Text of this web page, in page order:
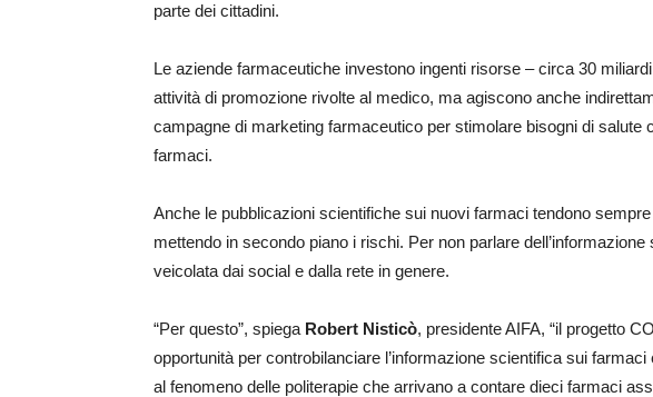
parte dei cittadini.
Le aziende farmaceutiche investono ingenti risorse – circa 30
attività di promozione rivolte al medico, ma agiscono anche
campagne di marketing farmaceutico per stimolare bisogni di salute
farmaci.
Anche le pubblicazioni scientifiche sui nuovi farmaci tendono
mettendo in secondo piano i rischi. Per non parlare
veicolata dai social e dalla rete in genere.
“Per questo”, spiega Robert Nisticò, presidente AIFA, “il progetto
opportunità per controbilanciare l’informazione scientifica sui
al fenomeno delle politerapie che arrivano a contare dieci farmaci